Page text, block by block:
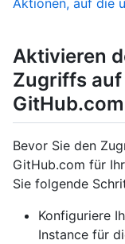
Aktionen, auf die
Aktivieren
Zugriffs
Bevor Sie den
GitHub.com für
Sie folgende
Konfiguriere
Instance für